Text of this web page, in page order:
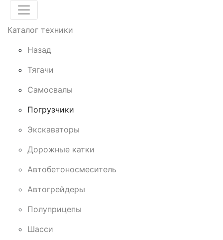
Каталог техники
Назад
Тягачи
Cамосвалы
Погрузчики
Экскаваторы
Дорожные катки
Автобетоносмеситель
Автогрейдеры
Полуприцепы
Шасси